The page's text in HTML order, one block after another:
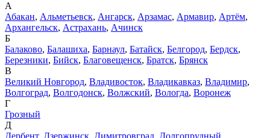
А
Абакан, Альметьевск, Ангарск, Арзамас, Армавир, Артём,
Архангельск, Астрахань, Ачинск
Б
Балаково, Балашиха, Барнаул, Батайск, Белгород, Бердск,
Березники, Бийск, Благовещенск, Братск, Брянск
В
Великий Новгород, Владивосток, Владикавказ, Владимир,
Волгоград, Волгодонск, Волжский, Вологда, Воронеж
Г
Грозный
Д